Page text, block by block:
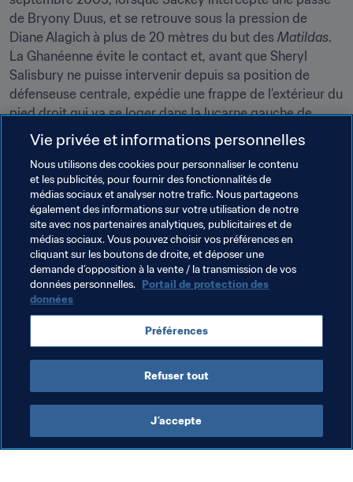
de Bryony Duus, et se retrouve sous la pression de
Diane Alagich à plus de 20 mètres du but des Matildas.
La Ghanéenne évite le contact et, avant que Sheryl
Salisbury ne puisse intervenir depuis sa position de
défenseuse centrale, expédie une frappe de l’extérieur du
pied droit qui va se loger dans la lucarne gauche de
Melissa Barbieri.
On joue alors la 34ème minute lorsqu'elle signe ce bijou,
et il ne lui en faut que cinq de plus pour marquer un
deuxième but, moins spectaculaire, mais tout aussi
important puisqu’il assurera la victoire africaine, malgré
la réduction de l’écart des Australiennes à l’heure de jeu
(2-1).
Thèmes en lien
Compétitions FIFA Ghana
Vie privée et informations personnelles
Nous utilisons des cookies pour personnaliser le contenu
et les publicités, pour fournir des fonctionnalités de
médias sociaux et analyser notre trafic. Nous partageons
également des informations sur votre utilisation de notre
site avec nos partenaires analytiques, publicitaires et de
médias sociaux. Vous pouvez choisir vos préférences en
cliquant sur les boutons de droite, et déposer une
demande d’opposition à la vente / la transmission de vos
données personnelles. Portail de protection des
données
Préférences
Refuser tout
J’accepte